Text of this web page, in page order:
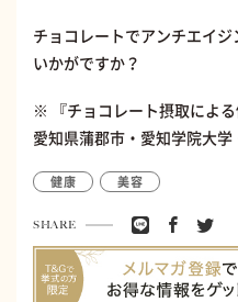
チョコレートでアンチエイ
いかがですか？
※ 『チョコレート摂取によ
愛知県蒲郡市・愛知学院大
健康 美容
SHARE